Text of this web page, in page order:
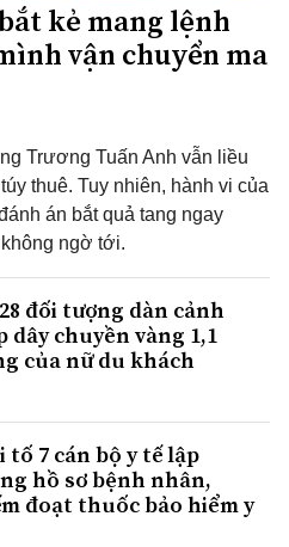
kẻ mang lệnh
vận chuyển ma
Trương Tuấn Anh vẫn liều
thuê. Tuy nhiên, hành vi của
án bắt quả tang ngay
ngờ tới.
đối tượng dàn cảnh
dây chuyền vàng 1,1
của nữ du khách
tố 7 cán bộ y tế lập
hồ sơ bệnh nhân,
đoạt thuốc bảo hiểm y